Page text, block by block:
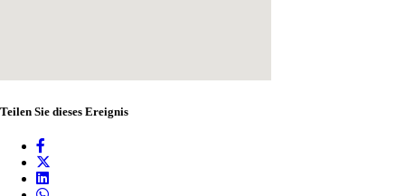
Teilen Sie dieses Ereignis